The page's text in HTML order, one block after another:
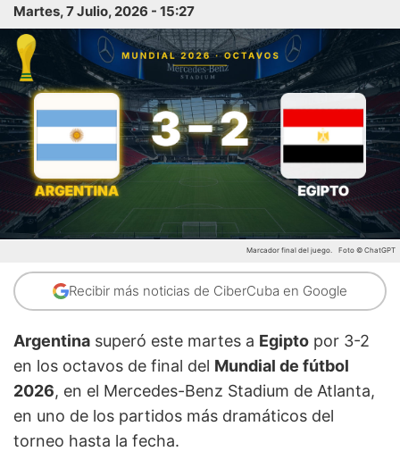
Martes, 7 Julio, 2026 - 15:27
Marcador final del juego. Foto © ChatGPT
Recibir más noticias de CiberCuba en Google
Argentina superó este martes a Egipto por 3-2
en los octavos de final del Mundial de fútbol
2026, en el Mercedes-Benz Stadium de Atlanta,
en uno de los partidos más dramáticos del
torneo hasta la fecha.